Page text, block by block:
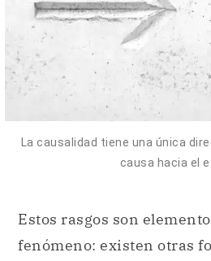
La causalidad tiene una única
causa hacia el
Estos rasgos son
fenómeno: existen otras